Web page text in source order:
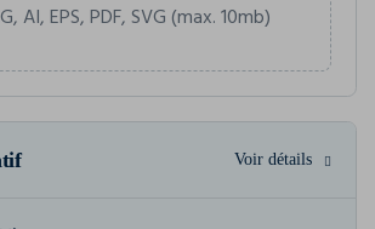
AI, EPS, PDF, SVG (max. 10mb)
Voir détails